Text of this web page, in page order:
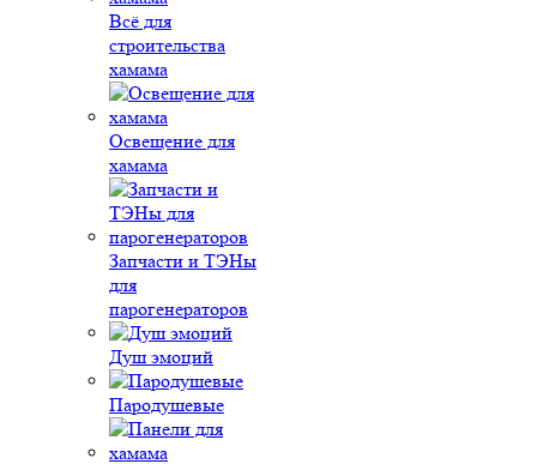
Всё для
строительства
хамама
Освещение для
хамама
Запчасти и ТЭНы
для
парогенераторов
Душ эмоций
Пародушевые